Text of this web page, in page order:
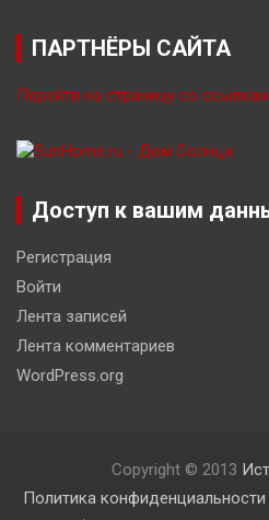
ПАРТНЁРЫ САЙТА
Перейти на страницу со
Доступ к вашим
Регистрация
Войти
Лента записей
Лента комментариев
WordPress.org
Copyright © 2013
Политика конфиденциальности